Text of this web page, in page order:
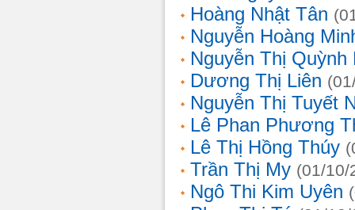
Hoàng Nhật Tân
Nguyễn Hoàng
Nguyễn Thị Quỳnh
Dương Thị Liên
Nguyễn Thị Tuyết
Lê Phan Phương
Lê Thị Hồng Thúy
Trần Thị My (01/10/
Ngô Thi Kim Uyên